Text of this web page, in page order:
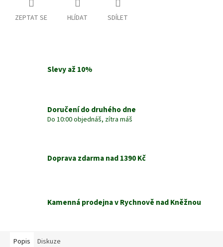
ZEPTAT SE HLÍDAT SDÍLET
Slevy až 10%
Doručení do druhého dne
Do 10:00 objednáš, zítra máš
Doprava zdarma nad 1390 Kč
Kamenná prodejna v Rychnově nad Kněžnou
Popis Diskuze